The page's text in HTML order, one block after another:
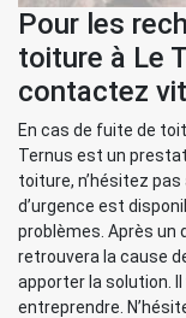
Pour les
toiture à Le
contactez
En cas de fuite de
Ternus est un
toiture, n’hésitez pas
d’urgence est
problèmes. Après un
retrouvera la cause
apporter la solution.
entreprendre.